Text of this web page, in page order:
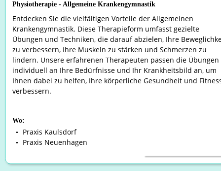
Physiotherapie - Allgemeine Krankengymnastik
Entdecken Sie die vielfältigen Vorteile der Allgemeinen
Krankengymnastik. Diese Therapieform umfasst gezielte
Übungen und Techniken, die darauf abzielen, Ihre
zu verbessern, Ihre Muskeln zu stärken und Schmerzen zu
lindern. Unsere erfahrenen Therapeuten passen die Übungen
individuell an Ihre Bedürfnisse und Ihr Krankheitsbild an, um
Ihnen dabei zu helfen, Ihre körperliche Gesundheit und
verbessern.
Wo:
•
Praxis Kaulsdorf
• Praxis Neuenhagen